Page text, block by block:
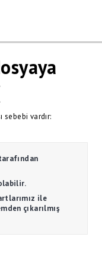
sebebi vardır:
ile
çıkarılmış